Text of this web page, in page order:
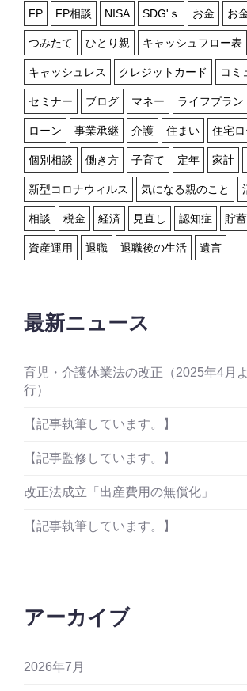
FP FP相談 NISA SDG'ｓ お金 お
つみたて ひとり親 キャッシュフロー表
キャッシュレス クレジットカード コミ
セミナー ブログ マネー ライフプラン
ローン 事業承継 介護 住まい 住宅
個別相談 働き方 子育て 定年 家計
新型コロナウィルス 気になる親のこと
相談 税金 経済 見直し 認知症 貯蓄
資産運用 退職 退職後の生活 遺言
最新ニュース
育児・介護休業法の改正（2025年4月
行）
【記事執筆しています。】
【記事監修しています。】
改正法成立「出産費用の無償化」
【記事執筆しています。】
アーカイブ
2026年7月